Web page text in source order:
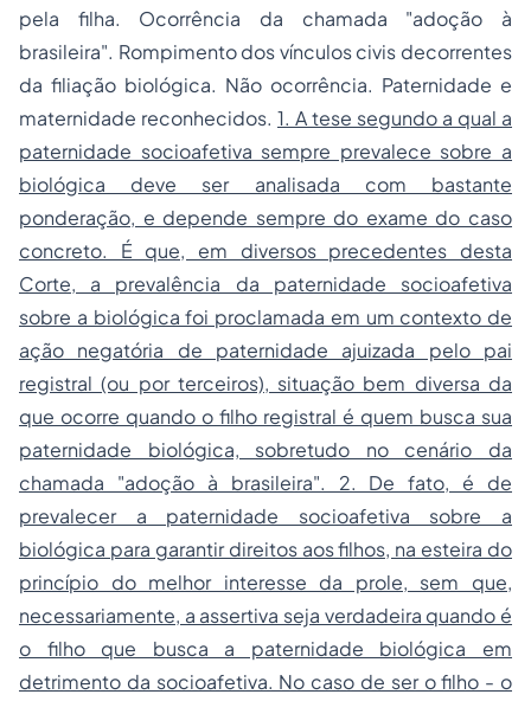
pela filha. Ocorrência da chamada "adoção à
brasileira". Rompimento dos vínculos civis decorrentes
da filiação biológica. Não ocorrência. Paternidade e
maternidade reconhecidos. 1. A tese segundo a qual a
paternidade socioafetiva sempre prevalece sobre a
biológica deve ser analisada com bastante
ponderação, e depende sempre do exame do caso
concreto. É que, em diversos precedentes desta
Corte, a prevalência da paternidade socioafetiva
sobre a biológica foi proclamada em um contexto de
ação negatória de paternidade ajuizada pelo pai
registral (ou por terceiros), situação bem diversa da
que ocorre quando o filho registral é quem busca sua
paternidade biológica, sobretudo no cenário da
chamada "adoção à brasileira". 2. De fato, é de
prevalecer a paternidade socioafetiva sobre a
biológica para garantir direitos aos filhos, na esteira do
princípio do melhor interesse da prole, sem que,
necessariamente, a assertiva seja verdadeira quando é
o filho que busca a paternidade biológica em
detrimento da socioafetiva. No caso de ser o filho - o